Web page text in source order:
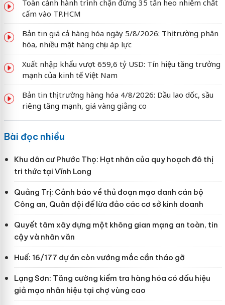
Toàn cảnh hành trình chặn đứng 35 tấn heo nhiễm chất
cấm vào TP.HCM
Bản tin giá cả hàng hóa ngày 5/8/2026: Thị trường phân
hóa, nhiều mặt hàng chịu áp lực
Xuất nhập khẩu vượt 659,6 tỷ USD: Tín hiệu tăng trưởng
mạnh của kinh tế Việt Nam
Bản tin thị trường hàng hóa 4/8/2026: Dầu lao dốc, sầu
riêng tăng mạnh, giá vàng giằng co
Bài đọc nhiều
Khu dân cư Phước Thọ: Hạt nhân của quy hoạch đô thị
tri thức tại Vĩnh Long
Quảng Trị: Cảnh báo về thủ đoạn mạo danh cán bộ
Công an, Quân đội để lừa đảo các cơ sở kinh doanh
Quyết tâm xây dựng một không gian mạng an toàn, tin
cậy và nhân văn
Huế: 16/177 dự án còn vướng mắc cần tháo gỡ
Lạng Sơn: Tăng cường kiểm tra hàng hóa có dấu hiệu
giả mạo nhãn hiệu tại chợ vùng cao